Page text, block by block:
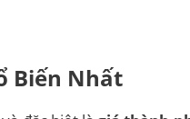
Biến Nhất